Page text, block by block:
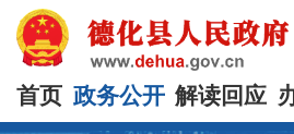
首页 政务公开 解读回应